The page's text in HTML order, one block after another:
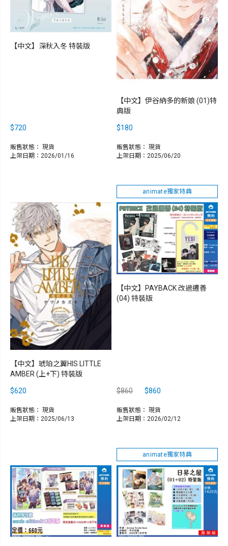
【中文】深秋入冬 特裝版
$720
販售狀態： 現貨
上架日期：2026/01/16
【中文】伊谷納多的新娘 (01)特
典版
$180
販售狀態： 現貨
上架日期：2025/06/20
【中文】琥珀之翼HIS LITTLE
AMBER (上+下) 特裝版
$620
販售狀態： 現貨
上架日期：2025/06/13
animate獨家特典
【中文】PAYBACK 改過遷善
(04) 特裝版
$860 $860
販售狀態： 現貨
上架日期：2026/02/12
animate獨家特典